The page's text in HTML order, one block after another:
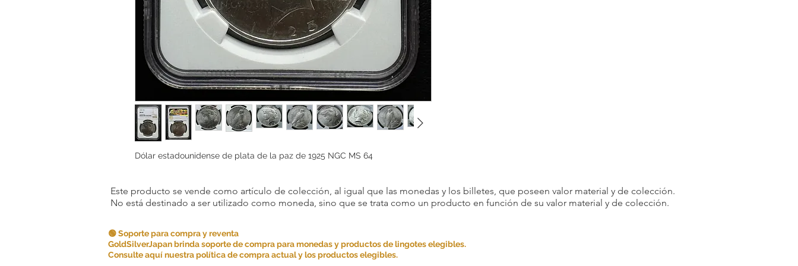
Dólar estadounidense de plata de la paz de 1925 NGC MS 64
Este producto se vende como artículo de colección, al igual que las monedas y los billetes, que poseen valor material y de colección.
No está destinado a ser utilizado como moneda, sino que se trata como un producto en función de su valor material y de colección.
🟢 Soporte para compra y reventa
GoldSilverJapan brinda soporte de compra para monedas y productos de lingotes elegibles.
Consulte aquí nuestra política de compra actual y los productos elegibles.